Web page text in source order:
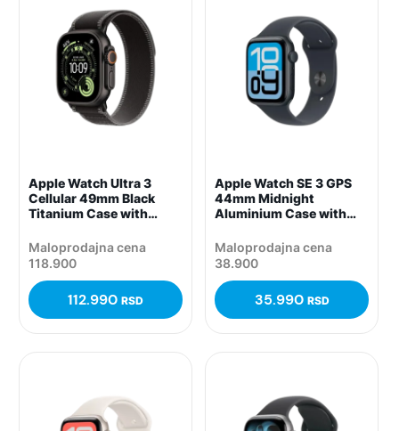
Apple Watch Ultra 3
Cellular 49mm Black
Titanium Case with
Loop – M/L,
(mf1h4pm/a)
Maloprodajna cena
118.900
112.990 RSD
Apple Watch SE 3 GPS
44mm Midnight
Aluminium Case with
M/L, (mehq4rk/a)
Maloprodajna cena
38.900
35.990 RSD